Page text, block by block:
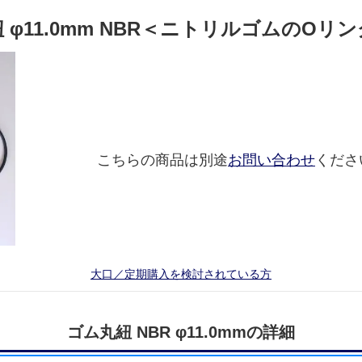
φ11.0mm NBR＜ニトリルゴムのOリン
こちらの商品は別途お問い合わせ くださ
大口／定期購入を検討されている方
ゴム丸紐 NBR φ11.0mmの詳細